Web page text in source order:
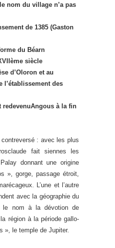
nom du village n’a pas
de 1385 (Gaston
du Béarn
siècle
d’Oloron et au
l’établissement des
redevenuAngous à la fin
contreversé : avec les plus
fait siennes les
donnant une origine
», gorge, passage étroit,
L’une et l’autre
avec la géographie du
le nom à la dévotion de
région à la période gallo-
», le temple de Jupiter.